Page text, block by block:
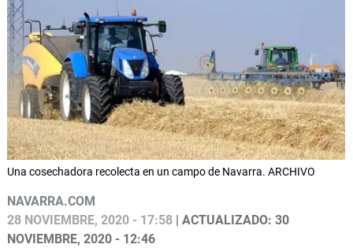
Una cosechadora recolecta en un campo de Navarra. ARCHIVO
NAVARRA.COM
28 NOVIEMBRE, 2020 - 17:58 | ACTUALIZADO: 30
NOVIEMBRE, 2020 - 12:46